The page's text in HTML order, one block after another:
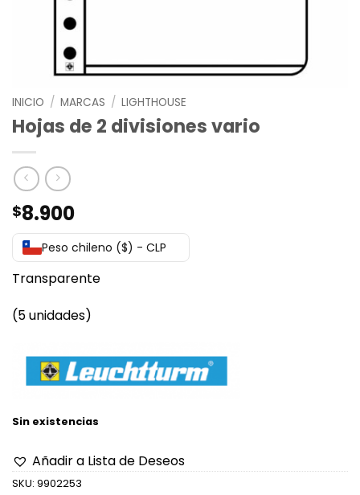
INICIO / MARCAS / LIGHTHOUSE
Hojas de 2 divisiones vario
$8.900
Peso chileno ($) - CLP
Transparente
(5 unidades)
Sin existencias
Añadir a Lista de Deseos
SKU: 9902253